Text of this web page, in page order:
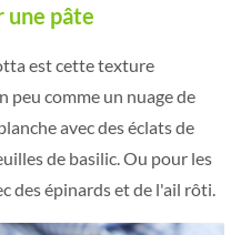
une pâte
est cette texture
peu comme un nuage de
avec des éclats de
de basilic. Ou pour les
des épinards et de l'ail rôti.